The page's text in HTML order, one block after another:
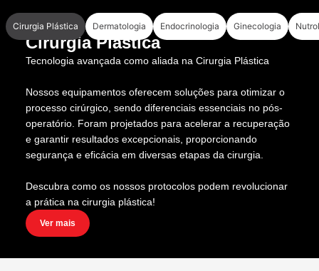
Cirurgia Plástica Dermatologia Endocrinologia Ginecologia
Cirurgia Plástica
Tecnologia avançada como aliada na Cirurgia Plástica
Nossos equipamentos oferecem soluções para otimizar o
processo cirúrgico, sendo diferenciais essenciais no pós-
operatório. Foram projetados para acelerar a recuperação
e garantir resultados excepcionais, proporcionando
segurança e eficácia em diversas etapas da cirurgia.
Descubra como os nossos protocolos podem revolucionar
a prática na cirurgia plástica!
Ver mais